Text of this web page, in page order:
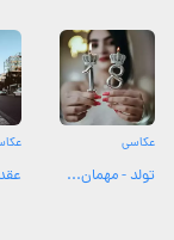
عکاسی
تولد - مهمان...